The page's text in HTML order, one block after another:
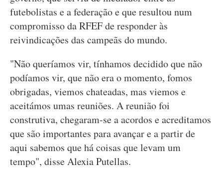
futebolistas e a federação e que resultou num
compromisso da RFEF de responder às
reivindicações das campeãs do mundo.
"Não queríamos vir, tínhamos decidido que não
podíamos vir, que não era o momento, fomos
obrigadas, viemos chateadas, mas viemos e
aceitámos umas reuniões. A reunião foi
construtiva, chegaram-se a acordos e acreditamos
que são importantes para avançar e a partir de
aqui sabemos que há coisas que levam um
tempo", disse Alexia Putellas.